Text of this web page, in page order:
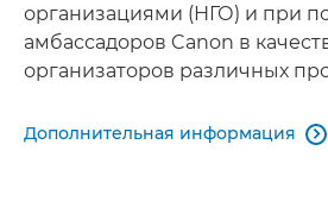
организациями (НГО) и при
амбассадоров Canon в
организаторов различных
Дополнительная информация 